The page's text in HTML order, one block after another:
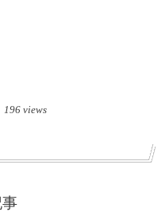
196 views